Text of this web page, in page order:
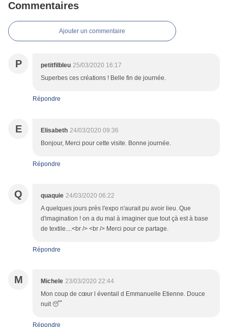
Commentaires
Ajouter un commentaire
P petitfilbleu 25/03/2020 16:17
Superbes ces créations ! Belle fin de journée.
Répondre
E Elisabeth 24/03/2020 09:36
Bonjour, Merci pour cette visite. Bonne journée.
Répondre
Q quaquie 24/03/2020 06:22
A quelques jours près l'expo n'aurait pu avoir lieu. Que
d'imagination ! on a du mal à imaginer que tout çà est à base
de textile....<br /> <br /> Merci pour ce partage.
Répondre
M Michele 23/03/2020 22:44
Mon coup de cœur l éventail d Emmanuelle Etienne. Douce
nuit 😴
Répondre